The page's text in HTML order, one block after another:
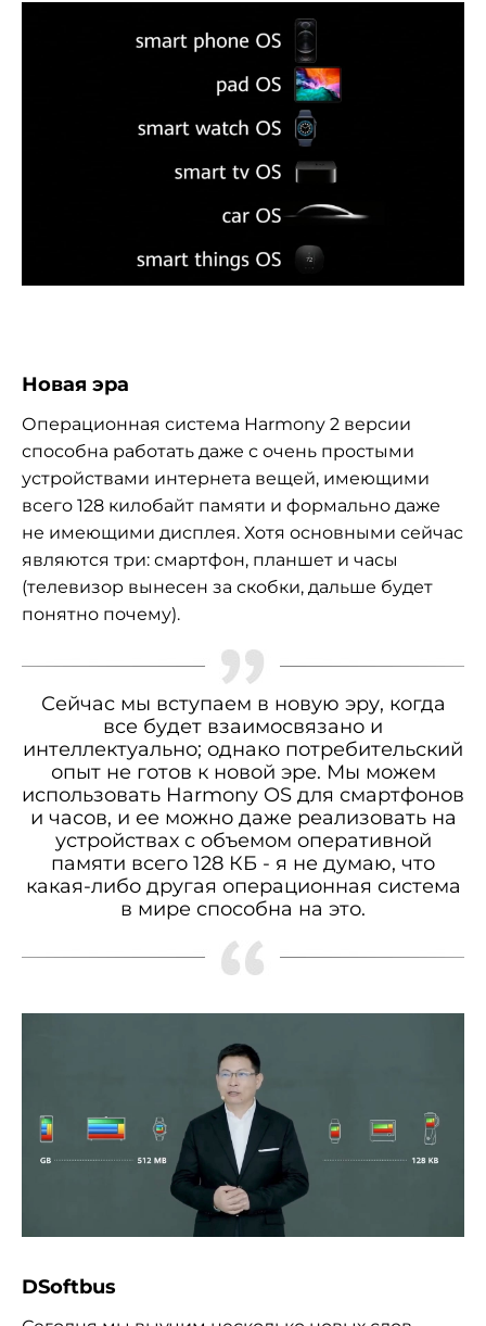
Новая эра
Операционная система Harmony 2 версии
способна работать даже с очень простыми
устройствами интернета вещей, имеющими
всего 128 килобайт памяти и формально даже
не имеющими дисплея. Хотя основными сейчас
являются три: смартфон, планшет и часы
(телевизор вынесен за скобки, дальше будет
понятно почему).
Сейчас мы вступаем в новую эру, когда
все будет взаимосвязано и
интеллектуально; однако потребительский
опыт не готов к новой эре. Мы можем
использовать Harmony OS для смартфонов
и часов, и ее можно даже реализовать на
устройствах с объемом оперативной
памяти всего 128 КБ - я не думаю, что
какая-либо другая операционная система
в мире способна на это.
DSoftbus